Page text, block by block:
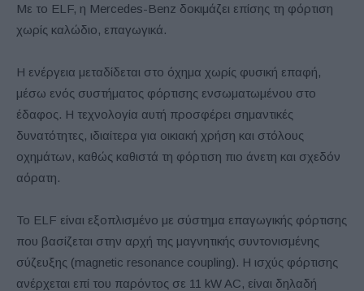
Με το ELF, η Mercedes-Benz δοκιμάζει επίσης τη φόρτιση
χωρίς καλώδιο, επαγωγικά.
Η ενέργεια μεταδίδεται στο όχημα χωρίς φυσική επαφή,
μέσω ενός συστήματος φόρτισης ενσωματωμένου στο
έδαφος. Η τεχνολογία αυτή προσφέρει σημαντικές
δυνατότητες, ιδιαίτερα για οικιακή χρήση και στόλους
οχημάτων, καθώς καθιστά τη φόρτιση πιο άνετη και σχεδόν
αόρατη.
Το ELF είναι εξοπλισμένο με σύστημα επαγωγικής φόρτισης
που βασίζεται στην αρχή της μαγνητικής συντονισμένης
σύζευξης (magnetic resonance coupling). Η ισχύς φόρτισης
ανέρχεται επί του παρόντος σε 11 kW AC, είναι δηλαδή